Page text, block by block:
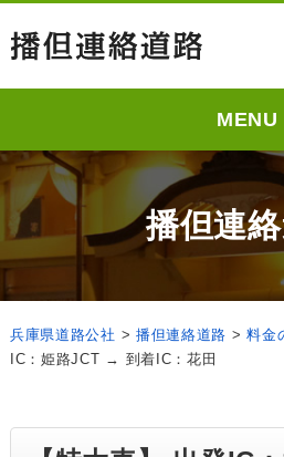
MENU
播但連
兵庫県道路公社 > 播但連絡道路 >料金
IC：姫路JCT → 到着IC：花田